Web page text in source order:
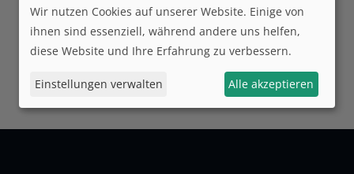
Wir nutzen Cookies auf unserer Website. Einige von
ihnen sind essenziell, während andere uns helfen,
diese Website und Ihre Erfahrung zu verbessern.
Einstellungen verwalten Alle akzeptieren